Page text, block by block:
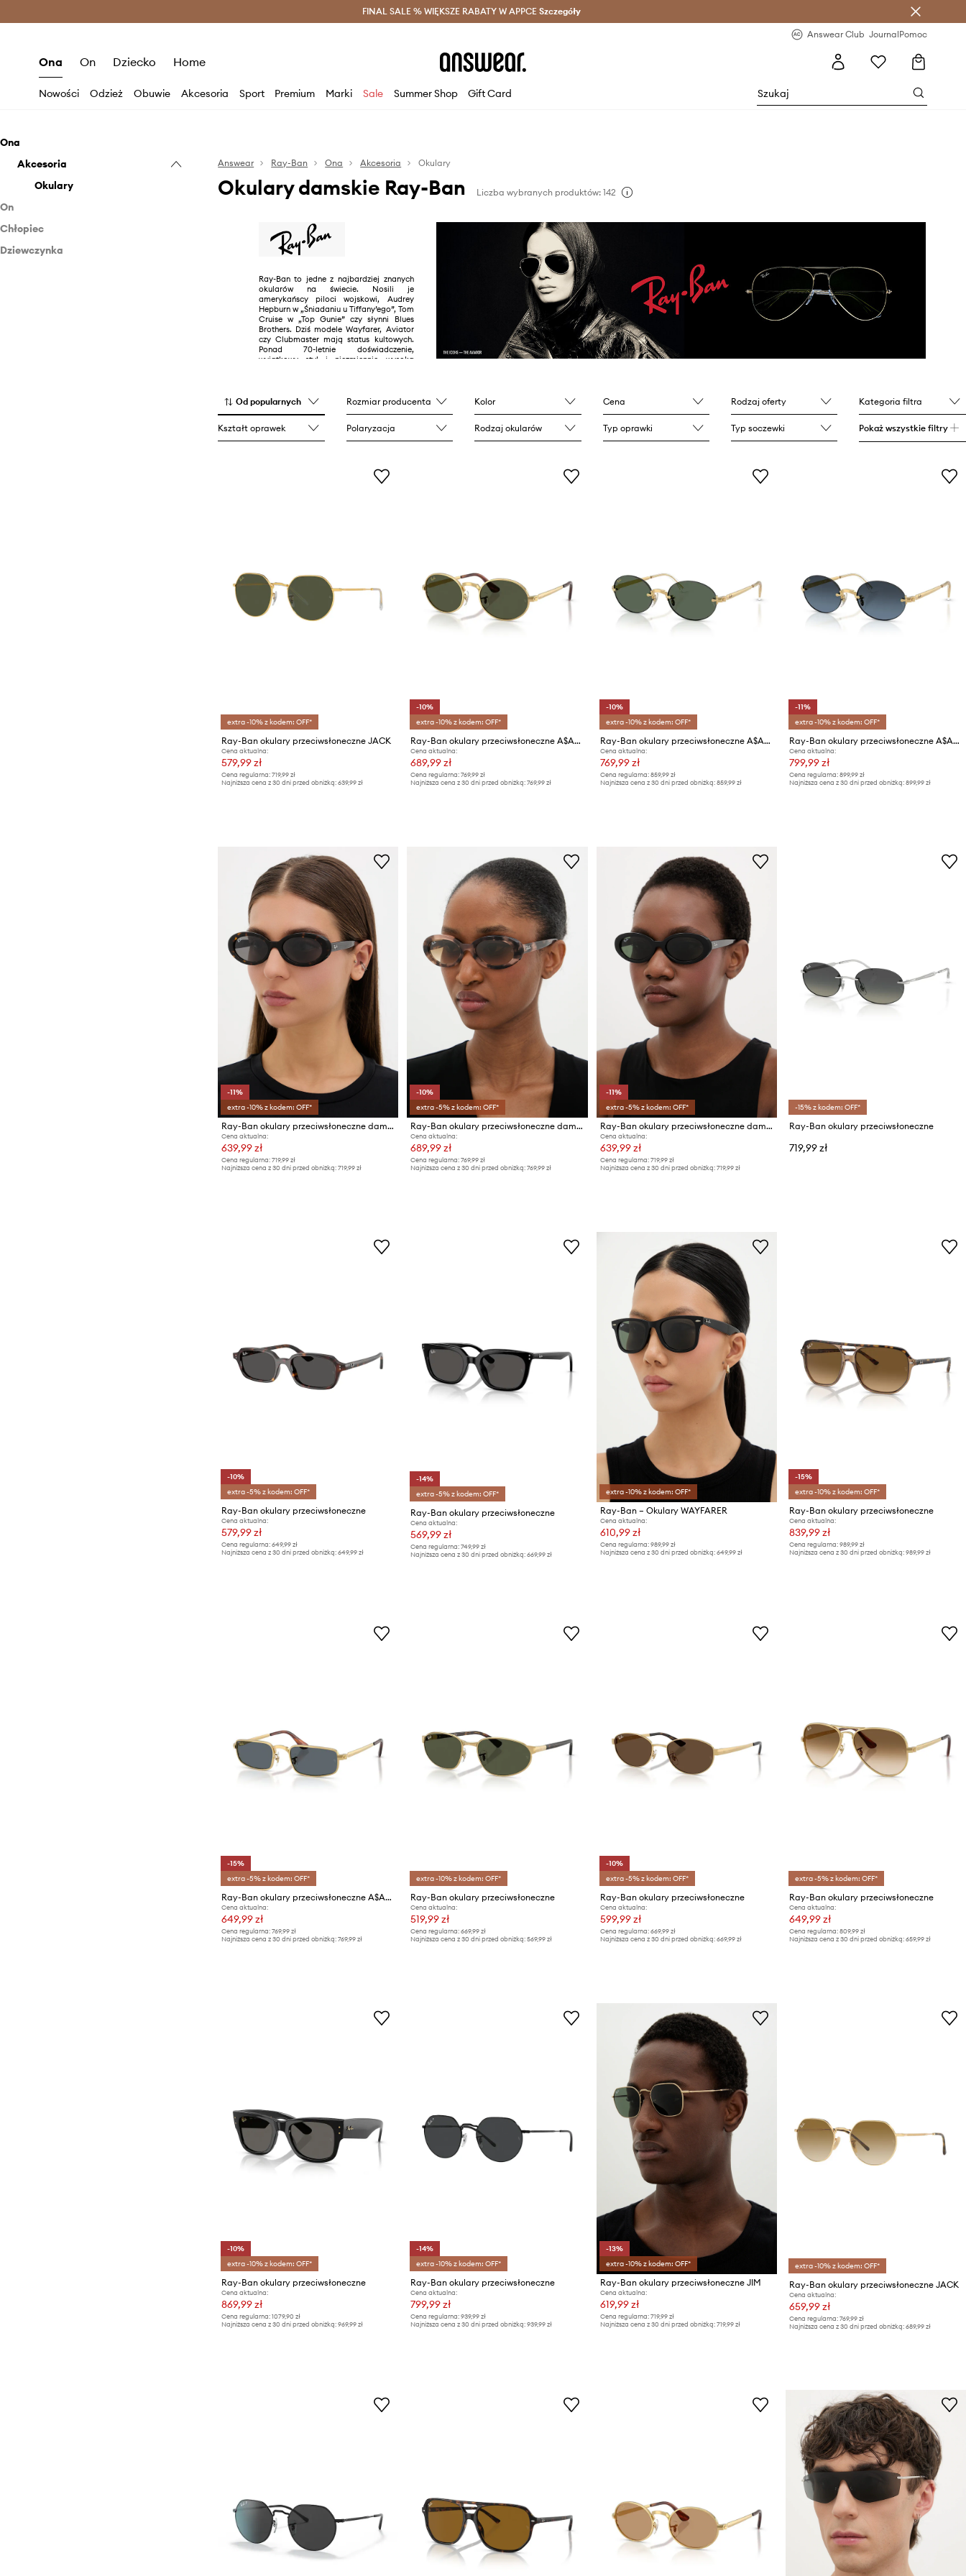
Oszczędzaj z Answear Club > Dostawa nawet w 24h >
FINAL SALE % WIĘKSZE RABATY W APPCE Szczegóły
Answear Club JournalPomoc
Ona On Dziecko Home
Nowości Odzież Obuwie Akcesoria Sport Premium Marki Sale Summer Shop Gift Card
Ona
Akcesoria
Okulary
On
Akcesoria
Okulary
Chłopiec
Akcesoria
Dziewczynka
Answear Ray-Ban Ona Akcesoria Okulary
Okulary damskie Ray-Ban Liczba wybranych produktów: 142
Ray-Ban to jedne z najbardziej znanych
okularów na świecie. Nosili je
amerykańscy piloci wojskowi, Audrey
Hepburn w „Śniadaniu u Tiffany’ego”, Tom
Cruise w „Top Gunie” czy słynni Blues
Brothers. Dziś modele Wayfarer, Aviator
czy Clubmaster mają status kultowych.
Ponad 70-letnie doświadczenie,
wyjątkowy styl i niezmiennie wysoka
Od popularnych Rozmiar producenta Kolor Cena Rodzaj oferty Kategoria filtra
Kształt oprawek Polaryzacja Rodzaj okularów Typ oprawki Typ soczewki Pokaż wszystkie filtry
extra -10% z kodem: OFF*
Ray-Ban okulary przeciwsłoneczne JACK
Cena aktualna:
579,99 zł
Cena regularna: 719,99 zł
Najniższa cena z 30 dni przed obniżką: 639,99 zł
-10%
extra -10% z kodem: OFF*
Ray-Ban okulary przeciwsłoneczne A$AP ROCKY X RAY-BAN
Cena aktualna:
689,99 zł
Cena regularna: 769,99 zł
Najniższa cena z 30 dni przed obniżką: 769,99 zł
-10%
extra -10% z kodem: OFF*
Ray-Ban okulary przeciwsłoneczne A$AP ROCKY X RAY-BAN
Cena aktualna:
769,99 zł
Cena regularna: 859,99 zł
Najniższa cena z 30 dni przed obniżką: 859,99 zł
-11%
extra -10% z kodem: OFF*
Ray-Ban okulary przeciwsłoneczne A$AP ROCKY X RAY-BAN
Cena aktualna:
799,99 zł
Cena regularna: 899,99 zł
Najniższa cena z 30 dni przed obniżką: 899,99 zł
-11%
extra -10% z kodem: OFF*
Ray-Ban okulary przeciwsłoneczne damskie
Cena aktualna:
639,99 zł
Cena regularna: 719,99 zł
Najniższa cena z 30 dni przed obniżką: 719,99 zł
-10%
extra -5% z kodem: OFF*
Ray-Ban okulary przeciwsłoneczne damskie
Cena aktualna:
689,99 zł
Cena regularna: 769,99 zł
Najniższa cena z 30 dni przed obniżką: 769,99 zł
-11%
extra -5% z kodem: OFF*
Ray-Ban okulary przeciwsłoneczne damskie
Cena aktualna:
639,99 zł
Cena regularna: 719,99 zł
Najniższa cena z 30 dni przed obniżką: 719,99 zł
-15% z kodem: OFF*
Ray-Ban okulary przeciwsłoneczne
719,99 zł
-10%
extra -5% z kodem: OFF*
Ray-Ban okulary przeciwsłoneczne
Cena aktualna:
579,99 zł
Cena regularna: 649,99 zł
Najniższa cena z 30 dni przed obniżką: 649,99 zł
-14%
extra -5% z kodem: OFF*
Ray-Ban okulary przeciwsłoneczne
Cena aktualna:
569,99 zł
Cena regularna: 749,99 zł
Najniższa cena z 30 dni przed obniżką: 669,99 zł
extra -10% z kodem: OFF*
Ray-Ban – Okulary WAYFARER
Cena aktualna:
610,99 zł
Cena regularna: 989,99 zł
Najniższa cena z 30 dni przed obniżką: 649,99 zł
-15%
extra -10% z kodem: OFF*
Ray-Ban okulary przeciwsłoneczne
Cena aktualna:
839,99 zł
Cena regularna: 989,99 zł
Najniższa cena z 30 dni przed obniżką: 989,99 zł
-15%
extra -5% z kodem: OFF*
Ray-Ban okulary przeciwsłoneczne A$AP ROCKY X RAY-BAN
Cena aktualna:
649,99 zł
Cena regularna: 769,99 zł
Najniższa cena z 30 dni przed obniżką: 769,99 zł
extra -10% z kodem: OFF*
Ray-Ban okulary przeciwsłoneczne
Cena aktualna:
519,99 zł
Cena regularna: 669,99 zł
Najniższa cena z 30 dni przed obniżką: 569,99 zł
-10%
extra -5% z kodem: OFF*
Ray-Ban okulary przeciwsłoneczne
Cena aktualna:
599,99 zł
Cena regularna: 669,99 zł
Najniższa cena z 30 dni przed obniżką: 669,99 zł
extra -5% z kodem: OFF*
Ray-Ban okulary przeciwsłoneczne
Cena aktualna:
649,99 zł
Cena regularna: 809,99 zł
Najniższa cena z 30 dni przed obniżką: 659,99 zł
-10%
extra -10% z kodem: OFF*
Ray-Ban okulary przeciwsłoneczne
Cena aktualna:
869,99 zł
Cena regularna: 1079,90 zł
Najniższa cena z 30 dni przed obniżką: 969,99 zł
-14%
extra -10% z kodem: OFF*
Ray-Ban okulary przeciwsłoneczne
Cena aktualna:
799,99 zł
Cena regularna: 939,99 zł
Najniższa cena z 30 dni przed obniżką: 939,99 zł
-13%
extra -10% z kodem: OFF*
Ray-Ban okulary przeciwsłoneczne JIM
Cena aktualna:
619,99 zł
Cena regularna: 719,99 zł
Najniższa cena z 30 dni przed obniżką: 719,99 zł
extra -10% z kodem: OFF*
Ray-Ban okulary przeciwsłoneczne JACK
Cena aktualna:
659,99 zł
Cena regularna: 769,99 zł
Najniższa cena z 30 dni przed obniżką: 689,99 zł